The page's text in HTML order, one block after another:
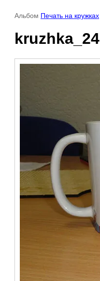
Альбом Печать на кружках
kruzhka_24